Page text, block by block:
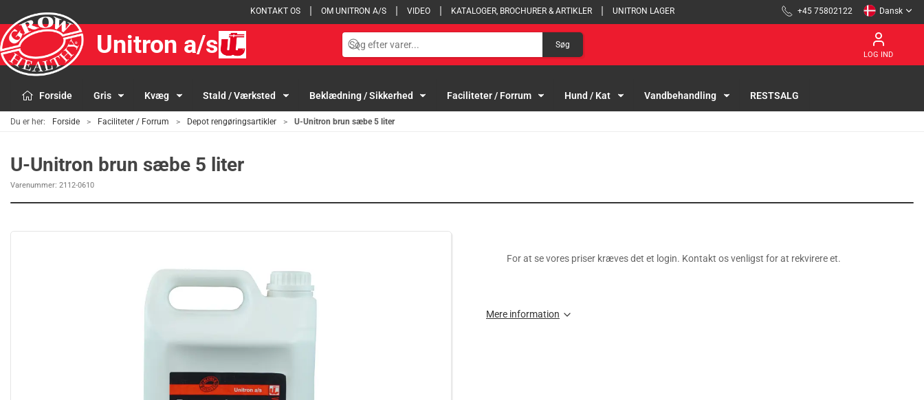
KONTAKT OS OM UNITRON A/S VIDEO KATALOGER, BROCHURER & ARTIKLER UNITRON LAGER +45 75802122 Dansk
Unitron a/s Søg
LOG IND
Forside Gris Kvæg Stald / Værksted Beklædning / Sikkerhed Faciliteter / Forrum Hund / Kat Vandbehandling RESTSALG
Du er her: Forside Faciliteter / Forrum Depot rengøringsartikler U-Unitron brun sæbe 5 liter
U-Unitron brun sæbe 5 liter
Varenummer: 2112-0610
For at se vores priser kræves det et login. Kontakt os venligst for at rekvirere et.
Mere information